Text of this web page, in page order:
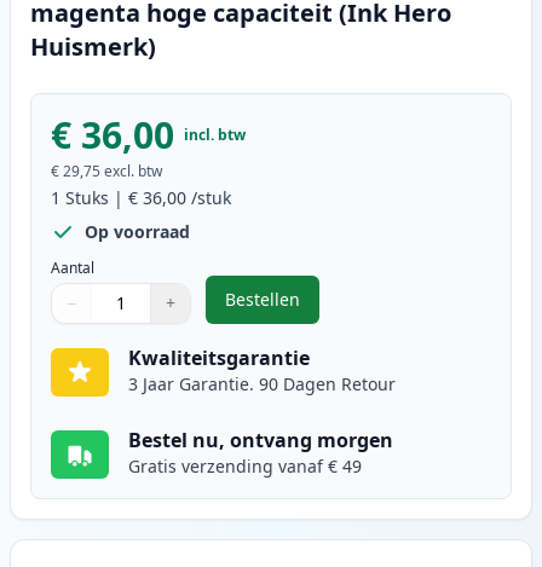
magenta hoge capaciteit (Ink Hero
Huismerk)
€ 36,00 incl. btw
€ 29,75 excl. btw
1 Stuks | € 36,00 /stuk
Op voorraad
Aantal
Gebruik de knoppen om aan te passen
− +
1
Bestellen
,Brother TN245M (TN241M)
Kwaliteitsgarantie
3 Jaar Garantie. 90 Dagen Retour
Bestel nu, ontvang morgen
Gratis verzending vanaf € 49